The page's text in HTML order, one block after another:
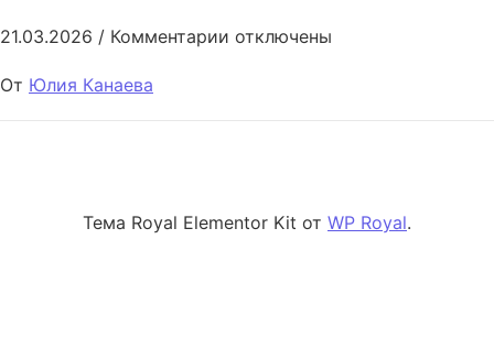
21.03.2026 / Комментарии к записи Comparative
отключены
От Юлия Канаева
Тема Royal Elementor Kit от WP Royal.